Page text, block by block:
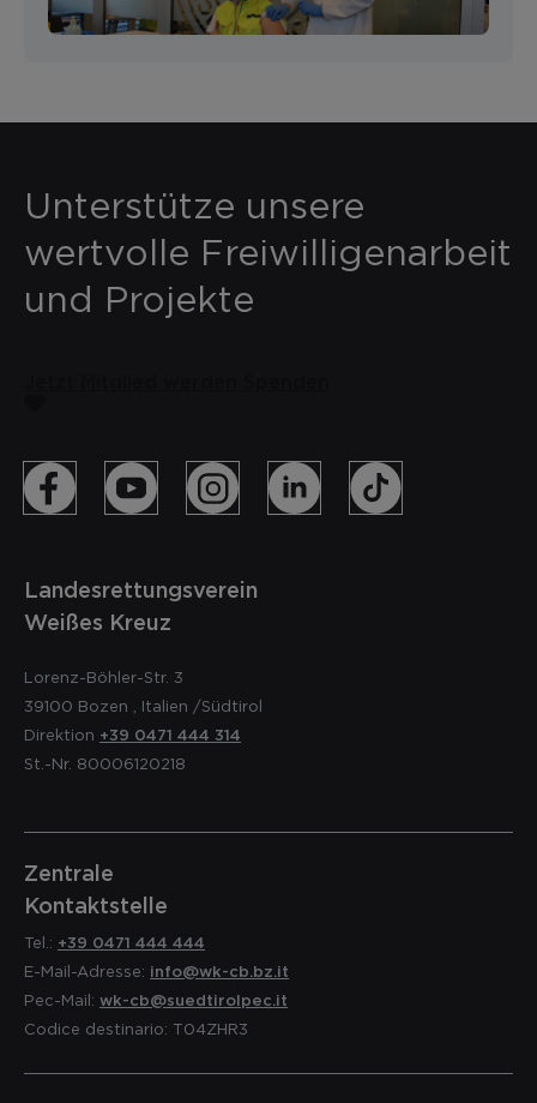
Unterstütze unsere
wertvolle Freiwilligenarbeit
und Projekte
Landesrettungsverein
Weißes Kreuz
Lorenz-Böhler-Str. 3
39100 Bozen Italien /Südtirol
Direktion +39 0471 444 314
St.-Nr. 80006120218
Zentrale
Kontaktstelle
Tel.: +39 0471 444 444
E-Mail-Adresse: info@wk-cb.bz.it
Pec-Mail: wk-cb@suedtirolpec.it
Codice destinario: T04ZHR3